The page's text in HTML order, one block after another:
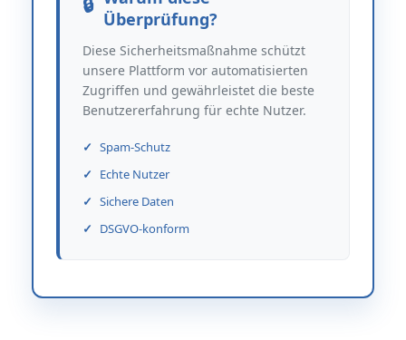
Überprüfung?
Diese Sicherheitsmaßnahme schützt
unsere Plattform vor automatisierten
Zugriffen und gewährleistet die beste
Benutzererfahrung für echte Nutzer.
Spam-Schutz
Echte Nutzer
Sichere Daten
DSGVO-konform